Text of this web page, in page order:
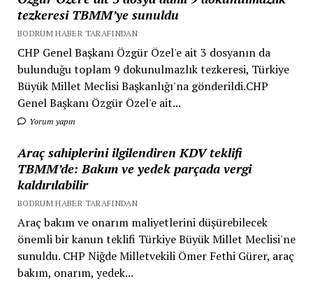
tezkeresi TBMM’ye sunuldu
BODRUM HABER TARAFINDAN
CHP Genel Başkanı Özgür Özel'e ait 3 dosyanın da
bulunduğu toplam 9 dokunulmazlık tezkeresi, Türkiye
Büyük Millet Meclisi Başkanlığı'na gönderildi.CHP
Genel Başkanı Özgür Özel'e ait...
Yorum yapın
Araç sahiplerini ilgilendiren KDV teklifi
TBMM’de: Bakım ve yedek parçada vergi
kaldırılabilir
BODRUM HABER TARAFINDAN
Araç bakım ve onarım maliyetlerini düşürebilecek
önemli bir kanun teklifi Türkiye Büyük Millet Meclisi'ne
sunuldu. CHP Niğde Milletvekili Ömer Fethi Gürer, araç
bakım, onarım, yedek...